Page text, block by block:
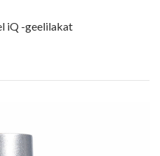
iQ -geelilakat